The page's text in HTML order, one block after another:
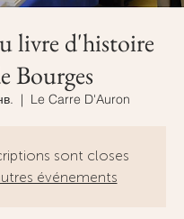
livre d'histoire
Bourges
  |
Le Carre D'Auron
sont closes
événements